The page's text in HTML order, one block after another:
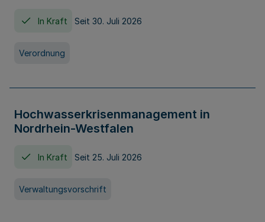
In Kraft Seit 30. Juli 2026
Verordnung
Hochwasserkrisenmanagement in
Nordrhein-Westfalen
In Kraft Seit 25. Juli 2026
Verwaltungsvorschrift